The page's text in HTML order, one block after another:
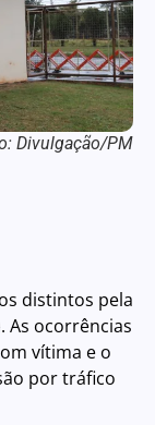
Divulgação/PM
distintos pela
As ocorrências
vítima e o
por tráfico